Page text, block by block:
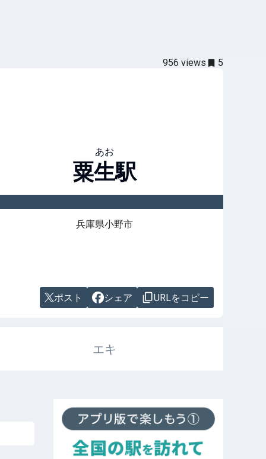
956 views 5
あお
粟生駅
兵庫県小野市
ポスト シェア URLをコピー
エキ